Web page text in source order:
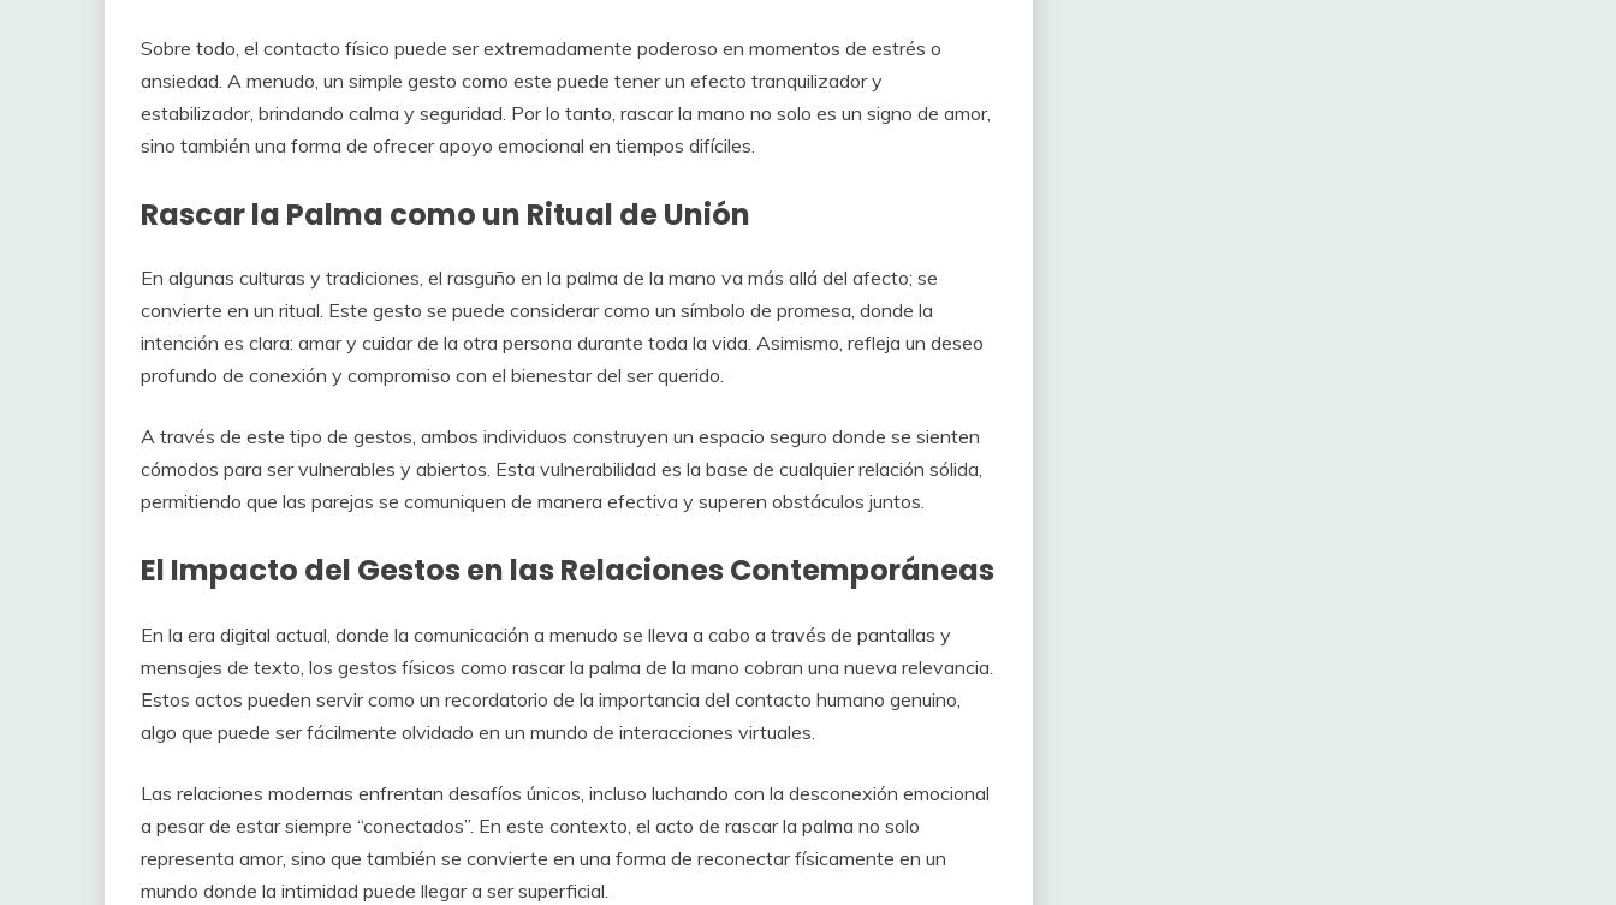
Sobre todo, el contacto físico puede ser extremadamente poderoso en momentos de estrés o
ansiedad. A menudo, un simple gesto como este puede tener un efecto tranquilizador y
estabilizador, brindando calma y seguridad. Por lo tanto, rascar la mano no solo es un signo de amor,
sino también una forma de ofrecer apoyo emocional en tiempos difíciles.
Rascar la Palma como un Ritual de Unión
En algunas culturas y tradiciones, el rasguño en la palma de la mano va más allá del afecto; se
convierte en un ritual. Este gesto se puede considerar como un símbolo de promesa, donde la
intención es clara: amar y cuidar de la otra persona durante toda la vida. Asimismo, refleja un deseo
profundo de conexión y compromiso con el bienestar del ser querido.
A través de este tipo de gestos, ambos individuos construyen un espacio seguro donde se sienten
cómodos para ser vulnerables y abiertos. Esta vulnerabilidad es la base de cualquier relación sólida,
permitiendo que las parejas se comuniquen de manera efectiva y superen obstáculos juntos.
El Impacto del Gestos en las Relaciones Contemporáneas
En la era digital actual, donde la comunicación a menudo se lleva a cabo a través de pantallas y
mensajes de texto, los gestos físicos como rascar la palma de la mano cobran una nueva relevancia.
Estos actos pueden servir como un recordatorio de la importancia del contacto humano genuino,
algo que puede ser fácilmente olvidado en un mundo de interacciones virtuales.
Las relaciones modernas enfrentan desafíos únicos, incluso luchando con la desconexión emocional
a pesar de estar siempre “conectados”. En este contexto, el acto de rascar la palma no solo
representa amor, sino que también se convierte en una forma de reconectar físicamente en un
mundo donde la intimidad puede llegar a ser superficial.